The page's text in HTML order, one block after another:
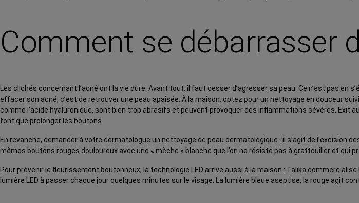
Comment se débarrasser
Les clichés concernant l’acné ont la vie dure. Avant tout, il faut cesser d’agresser sa peau. Ce n’est pas en
effacer son acné, c’est de retrouver une peau apaisée. À la maison, optez pour un nettoyage en douceur
comme l’acide hyaluronique, sont bien trop abrasifs et peuvent provoquer des inflammations sévères.
font que prolonger les boutons.
En revanche, demander à votre dermatologue un nettoyage de peau dermatologique : il s’agit de
mêmes boutons rouges douloureux avec une « mèche » blanche que l’on ne résiste pas à grattouiller et qui
Pour prévenir le fleurissement boutonneux, la technologie LED arrive aussi à la maison : Talika commercialise
lumière LED à passer chaque jour quelques minutes sur le visage. La lumière bleue aseptise, la rouge agit